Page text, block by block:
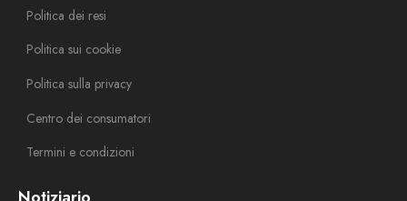
Politica dei resi
Politica sui cookie
Politica sulla privacy
Centro dei consumatori
Termini e condizioni